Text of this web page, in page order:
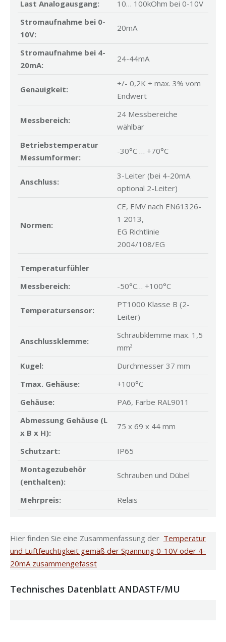
Last Analogausgang:
10… 100kOhm bei 0-10V
Stromaufnahme bei 0-
10V:
20mA
Stromaufnahme bei 4-
20mA:
24-44mA
Genauigkeit:
+/- 0,2K + max. 3% vom
Endwert
Messbereich:
24 Messbereiche
wählbar
Betriebstemperatur
Messumformer:
-30°C … +70°C
Anschluss:
3-Leiter (bei 4-20mA
optional 2-Leiter)
Normen:
CE, EMV nach EN61326-
1 2013,
EG Richtlinie
2004/108/EG
Temperaturfühler
Messbereich:
-50°C… +100°C
Temperatursensor:
PT1000 Klasse B (2-
Leiter)
Anschlussklemme:
Schraubklemme max. 1,5
mm²
Kugel:
Durchmesser 37 mm
Tmax. Gehäuse:
+100°C
Gehäuse:
PA6, Farbe RAL9011
Abmessung Gehäuse (L
x B x H):
75 x 69 x 44 mm
Schutzart:
IP65
Montagezubehör
(enthalten):
Schrauben und Dübel
Mehrpreis: Relais
Hier finden Sie eine Zusammenfassung der Temperatur
und Luftfeuchtigkeit gemäß der Spannung 0-10V oder 4-
20mA zusammengefasst
Technisches Datenblatt ANDASTF/MU